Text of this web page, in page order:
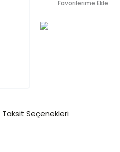
Taksit Seçenekleri